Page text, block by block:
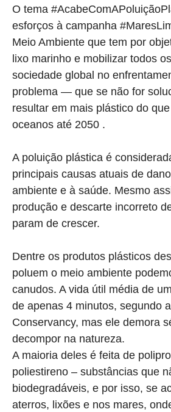
O tema
esforços à campanha
Meio Ambiente que tem por
lixo marinho e mobilizar todos
sociedade global no
problema — que se não for
resultar em mais plástico do
oceanos até 2050 .
A poluição plástica é
principais causas atuais de
ambiente e à saúde. Mesmo
produção e descarte incorreto
param de crescer.
Dentre os produtos plásticos
poluem o meio ambiente
canudos. A vida útil média de
de apenas 4 minutos, segundo
Conservancy, mas ele demora
decompor na natureza.
A maioria deles é feita de
poliestireno – substâncias que
biodegradáveis, e por isso, se
aterros, lixões e nos mares,